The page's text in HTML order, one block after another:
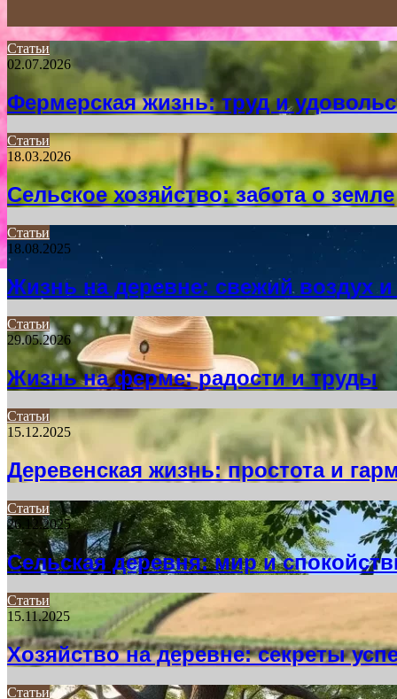
for
Статьи
02.07.2026
Фермерская жизнь: труд и
Статьи
18.03.2026
Сельское хозяйство: забота о земле
Статьи
18.08.2025
Жизнь на деревне: свежий воздух и
Статьи
29.05.2026
Жизнь на ферме: радости и труды
Статьи
15.12.2025
Деревенская жизнь: простота и
Статьи
26.12.2025
Сельская деревня: мир и
Статьи
15.11.2025
Хозяйство на деревне: секреты
Статьи